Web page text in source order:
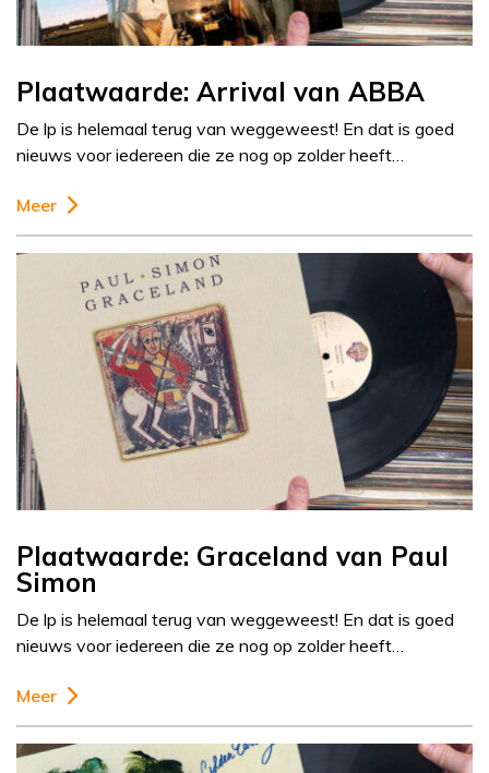
Plaatwaarde: Arrival van ABBA
De lp is helemaal terug van weggeweest! En dat is goed
nieuws voor iedereen die ze nog op zolder heeft…
Meer
Plaatwaarde: Graceland van Paul
Simon
De lp is helemaal terug van weggeweest! En dat is goed
nieuws voor iedereen die ze nog op zolder heeft…
Meer